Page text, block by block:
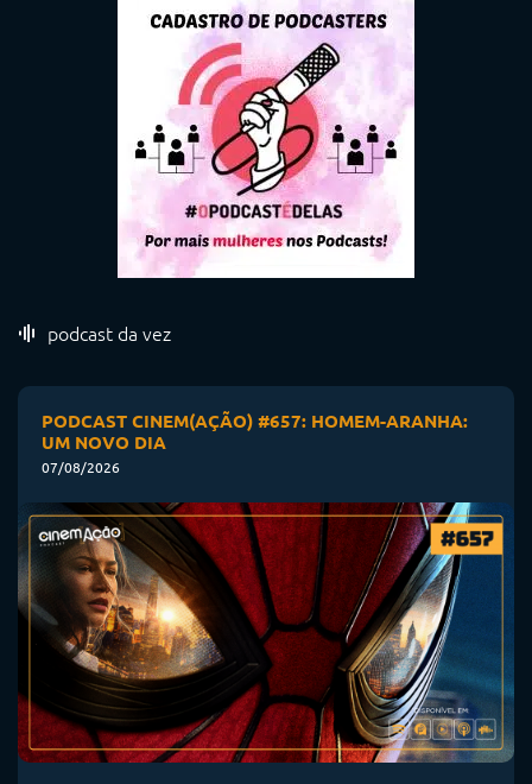
podcast da vez
PODCAST CINEM(AÇÃO) #657: HOMEM-ARANHA:
UM NOVO DIA
07/08/2026